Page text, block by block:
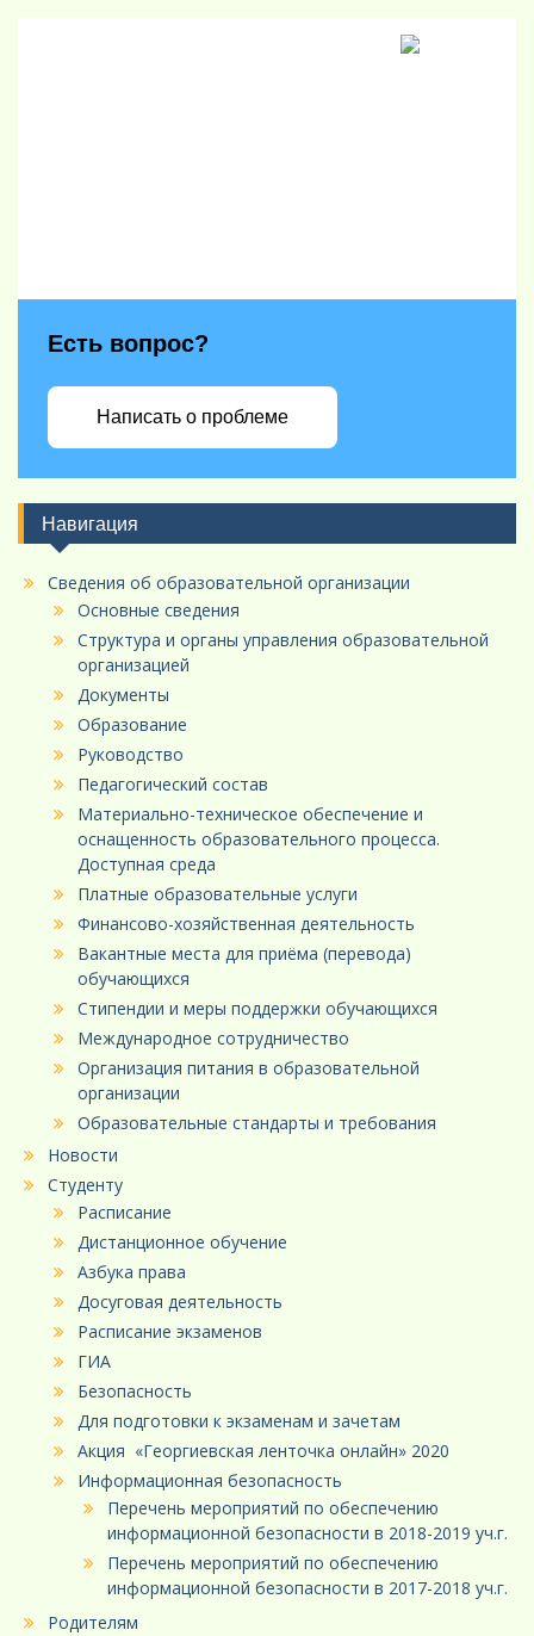
Есть вопрос?
Написать о проблеме
Навигация
Сведения об образовательной организации
Основные сведения
Структура и органы управления образовательной
организацией
Документы
Образование
Руководство
Педагогический состав
Материально-техническое обеспечение и
оснащенность образовательного процесса.
Доступная среда
Платные образовательные услуги
Финансово-хозяйственная деятельность
Вакантные места для приёма (перевода)
обучающихся
Стипендии и меры поддержки обучающихся
Международное сотрудничество
Организация питания в образовательной
организации
Образовательные стандарты и требования
Новости
Студенту
Расписание
Дистанционное обучение
Азбука права
Досуговая деятельность
Расписание экзаменов
ГИА
Безопасность
Для подготовки к экзаменам и зачетам
Акция «Георгиевская ленточка онлайн» 2020
Информационная безопасность
Перечень мероприятий по обеспечению
информационной безопасности в 2018-2019 уч.г.
Перечень мероприятий по обеспечению
информационной безопасности в 2017-2018 уч.г.
Родителям